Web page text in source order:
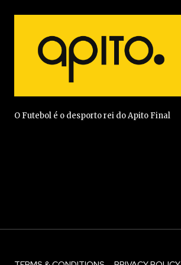
O Futebol é o desporto rei do Apito Final